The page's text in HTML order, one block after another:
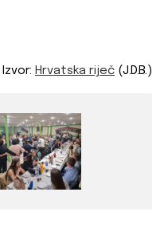
Izvor: Hrvatska riječ (J.D.B.)